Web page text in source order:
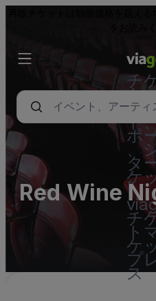
チ
ト
ン
ト
ポ
、
タ
ケ
|
チ
ト
ケ
プ
ス
Red Wine
Parking